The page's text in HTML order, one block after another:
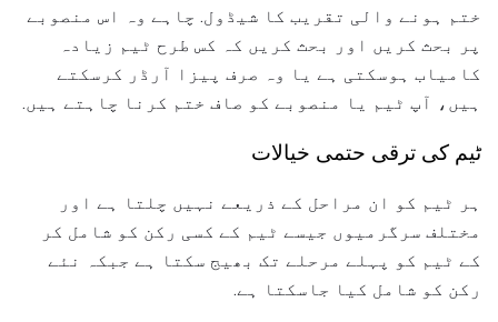
ختم ہونے والی تقریب کا شیڈول. چاہے وہ اس منصوبے
پر بحث کریں اور بحث کریں کہ کس طرح ٹیم زیادہ
کامیاب ہوسکتی ہے یا وہ صرف پیزا آرڈر کرسکتے
ہیں، آپ ٹیم یا منصوبے کو صاف ختم کرنا چاہتے ہیں.
ٹیم کی ترقی حتمی خیالات
ہر ٹیم کو ان مراحل کے ذریعے نہیں چلتا ہے اور
مختلف سرگرمیوں جیسے ٹیم کے کسی رکن کو شامل کر
کے ٹیم کو پہلے مرحلے تک بھیج سکتا ہے جبکہ نئے
رکن کو شامل کیا جاسکتا ہے.